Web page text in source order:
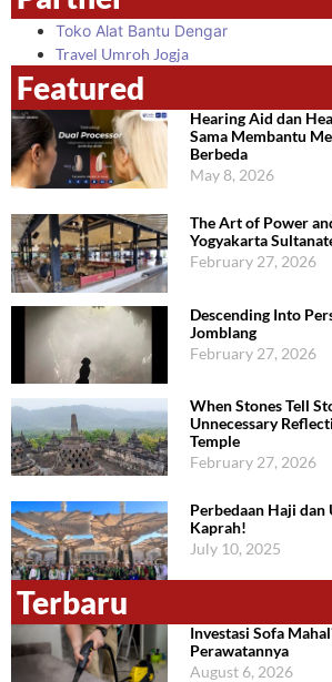
Toko Alat Bantu Dengar
Travel Umroh Jogja
Featured
Hearing Aid dan
Sama Membantu
Berbeda
May 8, 2026
The Art of Power
Yogyakarta
February 27, 2026
Descending Into
Jomblang
February 27, 2026
When Stones Tell
Unnecessary
Temple
February 27, 2026
Perbedaan Haji dan
Kaprah!
July 10, 2025
Terbaru
Investasi Sofa
Perawatannya
August 6, 2026